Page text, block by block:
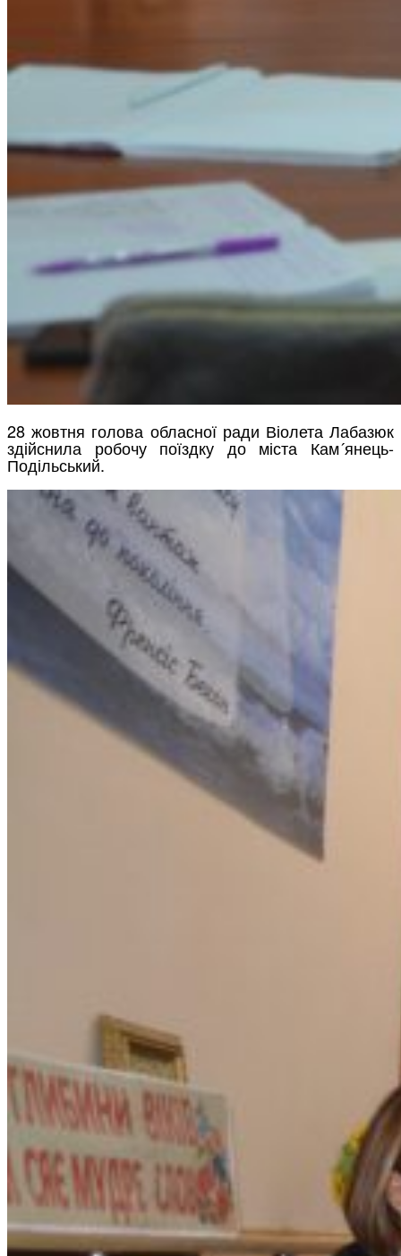
28 жовтня голова обласної ради Віолета Лабазюк
здійснила робочу поїздку до міста Кам´янець-
Подільський.